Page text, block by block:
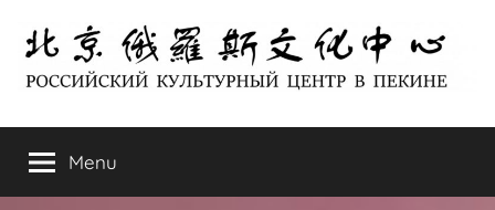
content
北
京
ЦЕНТР
В
Menu